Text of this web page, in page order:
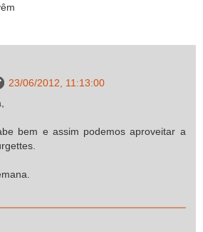
23/06/2012, 11:13:00
bem e assim podemos aproveitar a